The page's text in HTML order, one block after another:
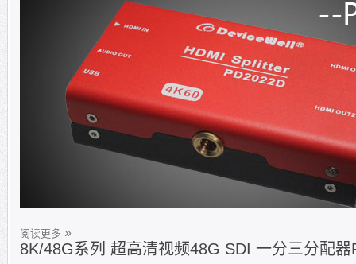
阅读更多
8K/48G系列 超高清视频48G SDI 一分三分配器